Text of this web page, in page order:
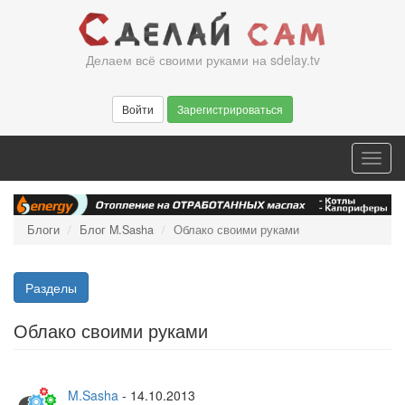
Делаем всё своими руками на sdelay.tv
Войти Зарегистрироваться
Блоги Блог M.Sasha Облако своими руками
Разделы
Облако своими руками
M.Sasha - 14.10.2013